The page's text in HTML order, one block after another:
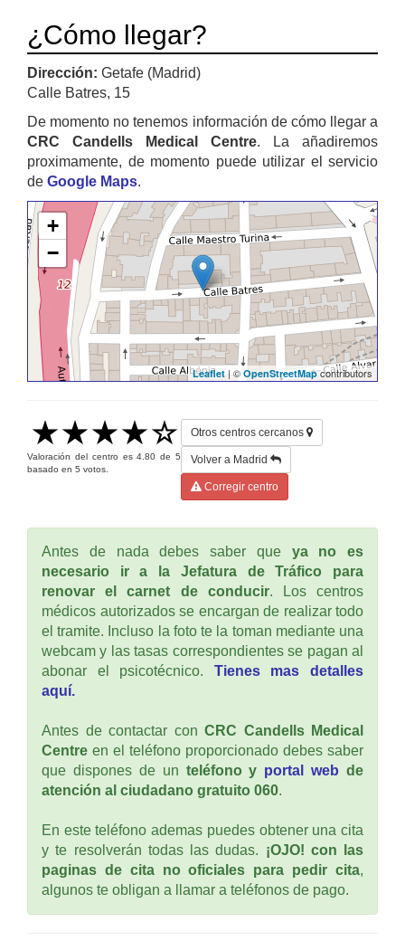
¿Cómo llegar?
Dirección: Getafe (Madrid)
Calle Batres, 15
De momento no tenemos información de cómo llegar a
CRC Candells Medical Centre. La añadiremos
proximamente, de momento puede utilizar el servicio
de Google Maps.
+
−
Leaflet| © OpenStreetMapcontributors
Valoración del centro es4.80 de5
basado en 5 votos.
Otros centros cercanos
Volver a Madrid
Corregir centro
Antes de nada debes saber que ya no es
necesario ir a la Jefatura de Tráfico para
renovar el carnet de conducir. Los centros
médicos autorizados se encargan de realizar todo
el tramite. Incluso la foto te la toman mediante una
webcam y las tasas correspondientes se pagan al
abonar el psicotécnico. Tienes mas detalles
aquí.
Antes de contactar con CRC Candells Medical
Centre en el teléfono proporcionado debes saber
que dispones de un teléfono y portal web de
atención al ciudadano gratuito 060.
En este teléfono ademas puedes obtener una cita
y te resolverán todas las dudas. ¡OJO! con las
paginas de cita no oficiales para pedir cita,
algunos te obligan a llamar a teléfonos de pago.